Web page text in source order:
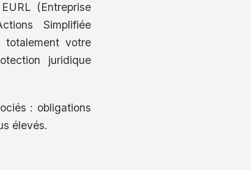
(Entreprise
Simplifiée
totalement votre
juridique
: obligations
élevés.